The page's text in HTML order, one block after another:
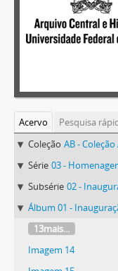
Acervo
Pesquisa
Coleção AB -
Série 03 -
Subsérie 02 -
Álbum 01 -
13mais...
Imagem 14